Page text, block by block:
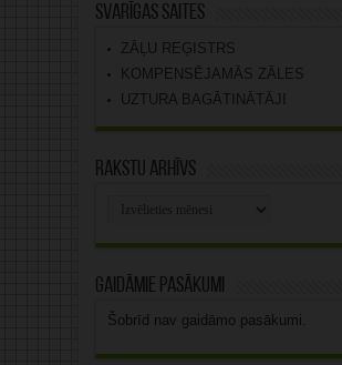
Svarīgas saites
ZĀĻU REĢISTRS
KOMPENSĒJAMĀS ZĀLES
UZTURA BAGĀTINĀTĀJI
Rakstu arhīvs
Gaidāmie pasākumi
Šobrīd nav gaidāmo pasākumi.